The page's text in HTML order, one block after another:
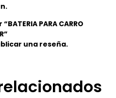
PARA CARRO
una reseña.